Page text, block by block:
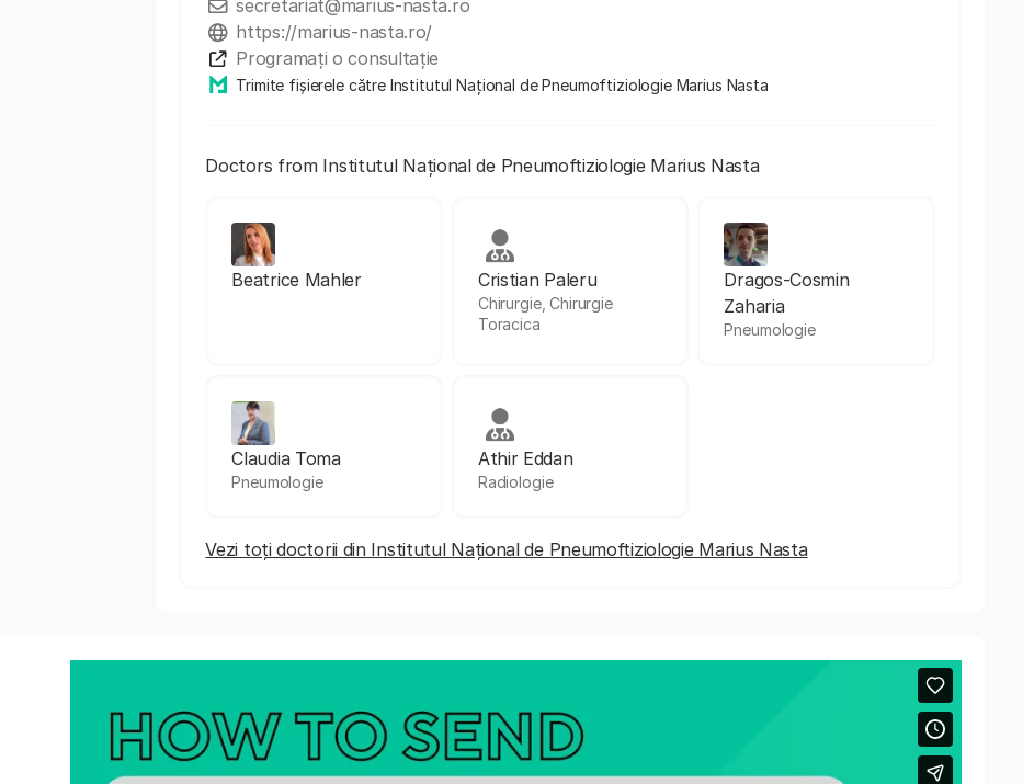
secretariat@marius-nasta.ro
https://marius-nasta.ro/
Programați o consultație
Trimite fișierele către Institutul Național de Pneumoftiziologie Marius Nasta
Doctors from Institutul Național de Pneumoftiziologie Marius Nasta
Beatrice Mahler Cristian Paleru
Chirurgie, Chirurgie
Toracica
Dragos-Cosmin
Zaharia
Pneumologie
Claudia Toma
Pneumologie
Athir Eddan
Radiologie
Vezi toți doctorii din Institutul Național de Pneumoftiziologie Marius Nasta